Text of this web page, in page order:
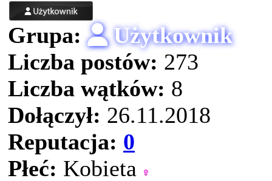
Grupa:
Użytkownik
Liczba postów: 273
Liczba wątków: 8
Dołączył: 26.11.2018
Reputacja: 0
Płeć: Kobieta